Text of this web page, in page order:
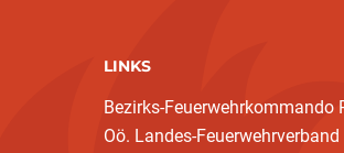
LINKS
Bezirks-Feuerwehrkommando
Oö. Landes-Feuerwehrverband